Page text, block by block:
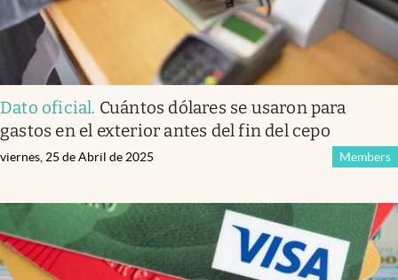
Dato oficial. Cuántos dólares se usaron para
gastos en el exterior antes del fin del cepo
Members
viernes, 25 de Abril de 2025